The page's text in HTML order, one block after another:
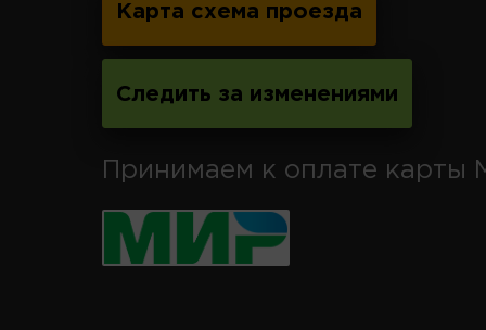
Карта схема проезда
Следить за изменениями
Принимаем к оплате карты